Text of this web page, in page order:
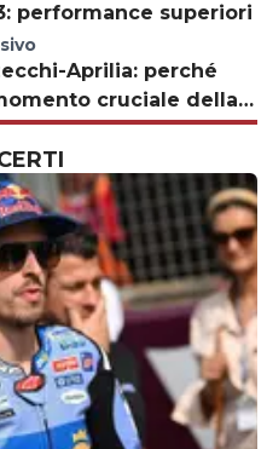
performance superiori
Aprilia: perché
cruciale della